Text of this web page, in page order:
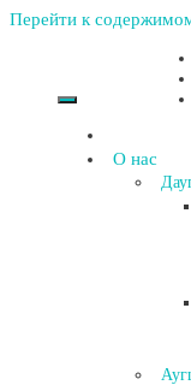
Перейти к
О нас